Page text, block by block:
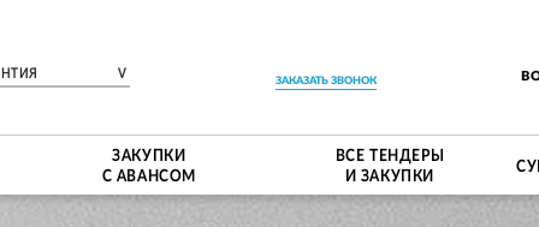
V ЗАКАЗАТЬ ЗВОНОК
ЗАКУПКИ
С АВАНСОМ
ВСЕ ТЕНДЕРЫ
И ЗАКУПКИ